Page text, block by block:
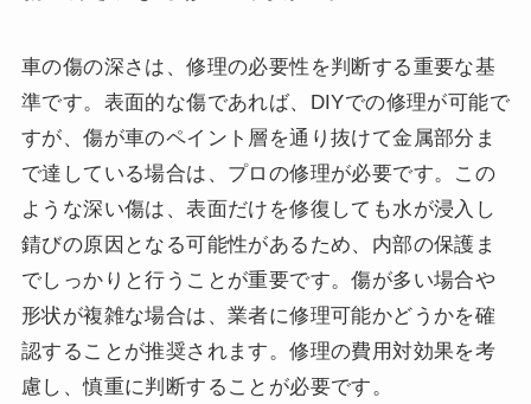
車の傷の深さは、修理の必要性を判断する重要な基
準です。表面的な傷であれば、DIYでの修理が可能で
すが、傷が車のペイント層を通り抜けて金属部分ま
で達している場合は、プロの修理が必要です。この
ような深い傷は、表面だけを修復しても水が浸入し
錆びの原因となる可能性があるため、内部の保護ま
でしっかりと行うことが重要です。傷が多い場合や
形状が複雑な場合は、業者に修理可能かどうかを確
認することが推奨されます。修理の費用対効果を考
慮し、慎重に判断することが必要です。